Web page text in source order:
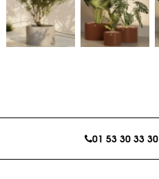
01 53 30 33 30